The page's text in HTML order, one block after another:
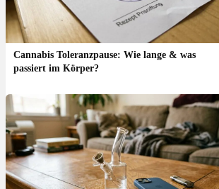
Cannabis Toleranzpause: Wie lange & was
passiert im Körper?